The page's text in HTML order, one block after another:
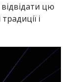
цю
і